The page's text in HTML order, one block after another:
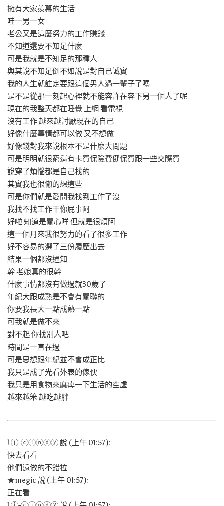
擁有大家羨慕的生活
哇一男一女
老公又是這麼努力的工作賺錢
不知道還要不知足什麼
可是我就是不知足的那種人
與其說不知足倒不如說是對自己誠實
我的人生就註定要跟這個男人過一輩子了嗎
是不是從那一刻起心裡就不能容許在容下另一個人了呢
現在的我整天都在睡覺 上網 看電視
沒有工作 越來越討厭現在的自己
好像什麼事情都可以做 又不想做
好像錢對我來說根本不是什麼大問題
可是明明就很窮還有卡費保險費健保費跟一些交際費
說穿了煩惱都是自己找的
其實我也很懶的想這些
可是你們就是愛問我找到工作了沒
我找不找工作干你屁事阿
好啦 知道是關心咩 但就是很煩阿
這一個月來我很努力的看了很多工作
好不容易的選了三份履歷出去
結果一個都沒通知
幹 老娘真的很幹
什麼事情都沒有做過就30歲了
年紀大跟成熟是不會有關聯的
你要我長大一點成熟一點
可我就是做不來
對不起 你找別人吧
時間是一直在過
可是思想跟年紀並不會成正比
我只是成了光看外表的傢伙
我只是用食物來麻痺一下生活的空虛
越來越笨 越吃越胖
! ⓙ-ⓒⓘⓝⓓⓨ 說 (上午 01:57):
快去看看
他們還做的不錯拉
★megic 說 (上午 01:57):
正在看